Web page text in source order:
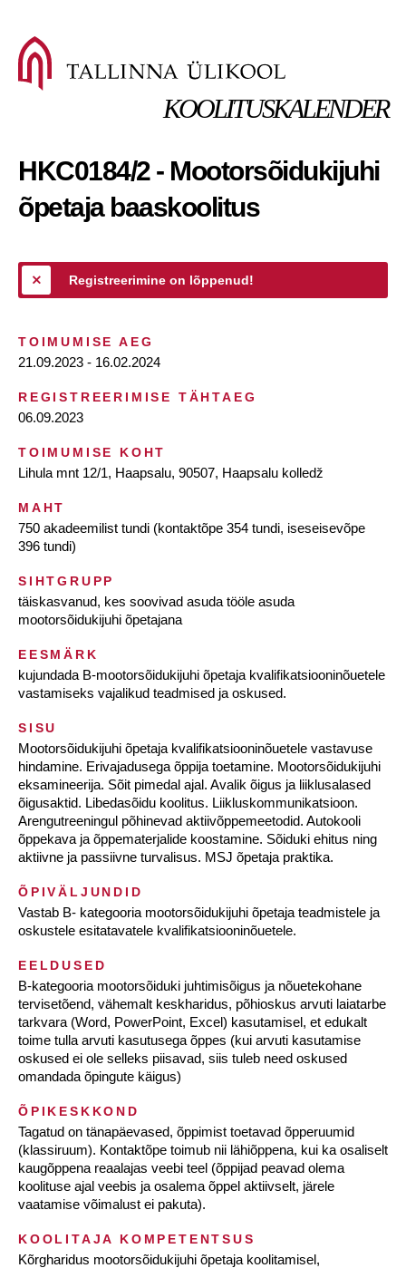
KOOLITUSKALENDER
HKC0184/2 - Mootorsõidukijuhi
õpetaja baaskoolitus
Registreerimine on lõppenud!
TOIMUMISE AEG
21.09.2023 - 16.02.2024
REGISTREERIMISE TÄHTAEG
06.09.2023
TOIMUMISE KOHT
Lihula mnt 12/1, Haapsalu, 90507, Haapsalu kolledž
MAHT
750 akadeemilist tundi (kontaktõpe 354 tundi, iseseisevõpe
396 tundi)
SIHTGRUPP
täiskasvanud, kes soovivad asuda tööle asuda
mootorsõidukijuhi õpetajana
EESMÄRK
kujundada B-mootorsõidukijuhi õpetaja kvalifikatsiooninõuetele
vastamiseks vajalikud teadmised ja oskused.
SISU
Mootorsõidukijuhi õpetaja kvalifikatsiooninõuetele vastavuse
hindamine. Erivajadusega õppija toetamine. Mootorsõidukijuhi
eksamineerija. Sõit pimedal ajal. Avalik õigus ja liiklusalased
õigusaktid. Libedasõidu koolitus. Liikluskommunikatsioon.
Arengutreeningul põhinevad aktiivõppemeetodid. Autokooli
õppekava ja õppematerjalide koostamine. Sõiduki ehitus ning
aktiivne ja passiivne turvalisus. MSJ õpetaja praktika.
ÕPIVÄLJUNDID
Vastab B- kategooria mootorsõidukijuhi õpetaja teadmistele ja
oskustele esitatavatele kvalifikatsiooninõuetele.
EELDUSED
B-kategooria mootorsõiduki juhtimisõigus ja nõuetekohane
tervisetõend, vähemalt keskharidus, põhioskus arvuti laiatarbe
tarkvara (Word, PowerPoint, Excel) kasutamisel, et edukalt
toime tulla arvuti kasutusega õppes (kui arvuti kasutamise
oskused ei ole selleks piisavad, siis tuleb need oskused
omandada õpingute käigus)
ÕPIKESKKOND
Tagatud on tänapäevased, õppimist toetavad õpperuumid
(klassiruum). Kontaktõpe toimub nii lähiõppena, kui ka osaliselt
kaugõppena reaalajas veebi teel (õppijad peavad olema
koolituse ajal veebis ja osalema õppel aktiivselt, järele
vaatamise võimalust ei pakuta).
KOOLITAJA KOMPETENTSUS
Kõrgharidus mootorsõidukijuhi õpetaja koolitamisel,